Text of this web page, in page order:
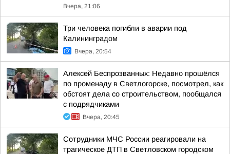
Вчера, 21:06
Три человека погибли в аварии под
Калининградом
Вчера, 20:54
Алексей Беспрозванных: Недавно прошёлся
по променаду в Светлогорске, посмотрел, как
обстоят дела со строительством, пообщался
с подрядчиками
Вчера, 20:45
Сотрудники МЧС России реагировали на
трагическое ДТП в Светловском городском